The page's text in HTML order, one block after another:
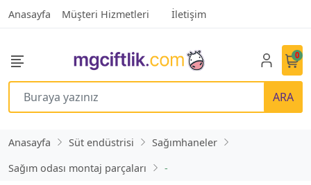
Anasayfa Müşteri Hizmetleri İletişim
ARA
0
Anasayfa Süt endüstrisi
Sağımhaneler
Sağım odası montaj parçaları
-